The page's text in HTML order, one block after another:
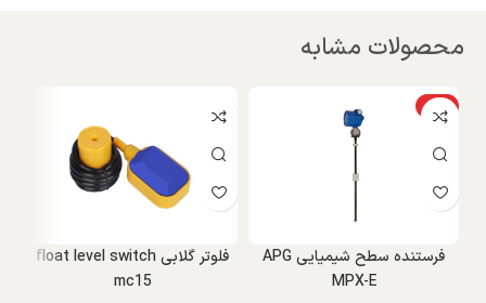
محصولات مشابه
ویژه
فرستنده سطح شیمیایی APG
MPX-E
فلوتر گلابی float level switch
mc15